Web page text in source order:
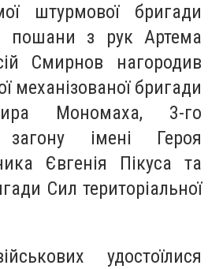
штурмової бригади
пошани з рук Артема
Смирнов нагородив
механізованої бригади
Мономаха, 3-го
загону імені Героя
Євгенія Пікуса та
Сил територіальної
удостоїлися